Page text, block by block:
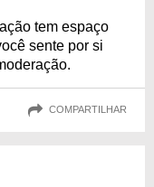
tem espaço
sente por si
COMPARTILHAR